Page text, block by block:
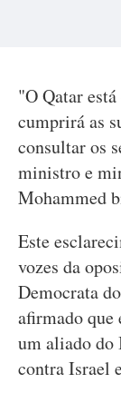
"O Qatar
cumprirá as
consultar os
ministro e
Mohammed
Este
vozes da
Democrata
afirmado que
um aliado do
contra Israel